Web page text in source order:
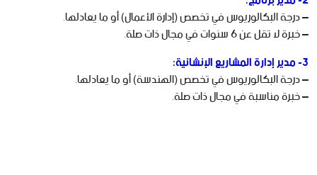
– درجة البكالوريوس في تخصص (إدارة الأعمال) أو ما يعادلها.
– خبرة لا تقل عن 6 سنوات في مجال ذات صلة.
3- مدير إدارة المشاريع الإنشائية:
– درجة البكالوريوس في تخصص (الهندسة) أو ما يعادلها.
– خبرة مناسبة في مجال ذات صلة.